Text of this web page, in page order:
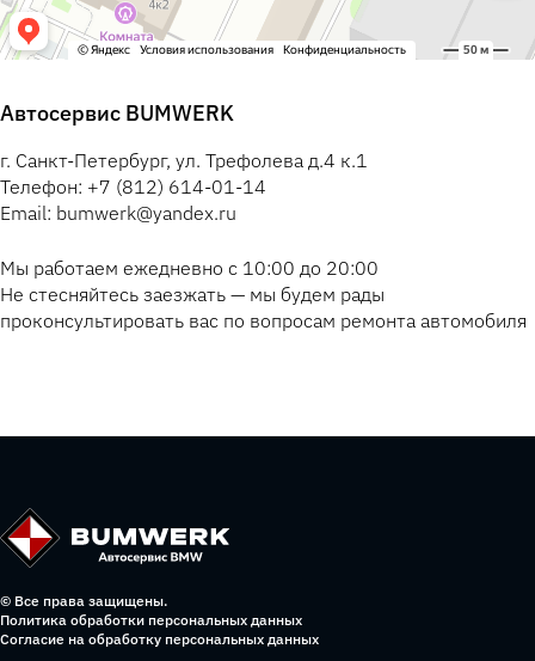
Автосервис BUMWERK
г. Санкт-Петербург, ул. Трефолева д.4 к.1
Телефон: +7 (812) 614-01-14
Email: bumwerk@yandex.ru
Мы работаем ежедневно с 10:00 до 20:00
Не стесняйтесь заезжать — мы будем рады
проконсультировать вас по вопросам ремонта автомобиля
© Все права защищены.
Политика обработки персональных данных
Согласие на обработку персональных данных